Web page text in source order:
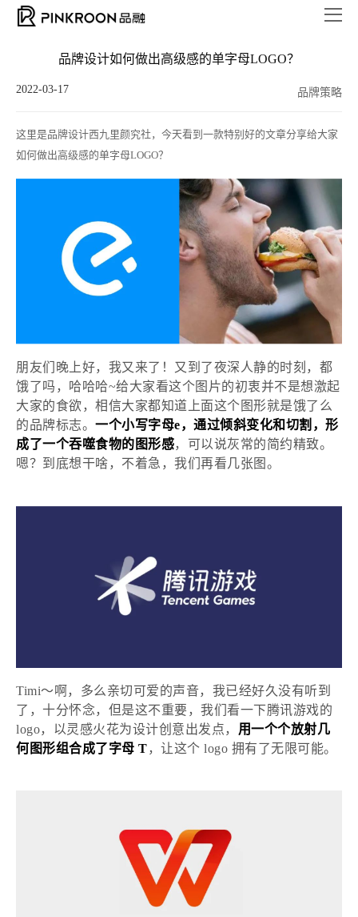
品牌设计如何做出高级感的单字母LOGO？
2022-03-17 品牌策略
这里是品牌设计西九里颜究社，今天看到一款特别好的文章分享给大家
如何做出高级感的单字母LOGO？
朋友们晚上好，我又来了！又到了夜深人静的时刻，都
饿了吗，哈哈哈~给大家看这个图片的初衷并不是想激起
大家的食欲，相信大家都知道上面这个图形就是饿了么
的品牌标志。 一个小写字母e，通过倾斜变化和切割，形
成了一个吞噬食物的图形感，可以说灰常的简约精致。
嗯？到底想干啥，不着急，我们再看几张图。
Timi～啊，多么亲切可爱的声音，我已经好久没有听到
了，十分怀念，但是这不重要，我们看一下腾讯游戏的
logo，以灵感火花为设计创意出发点， 用一个个放射几
何图形组合成了字母 T，让这个 logo 拥有了无限可能。